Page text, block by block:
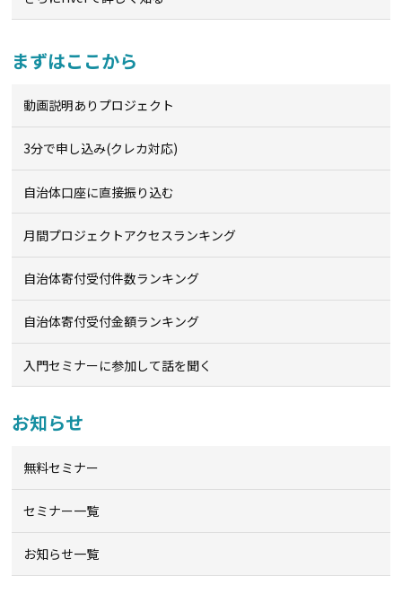
まずはここから
動画説明ありプロジェクト
3分で申し込み(クレカ対応)
自治体口座に直接振り込む
月間プロジェクトアクセスランキング
自治体寄付受付件数ランキング
自治体寄付受付金額ランキング
入門セミナーに参加して話を聞く
お知らせ
無料セミナー
セミナー一覧
お知らせ一覧